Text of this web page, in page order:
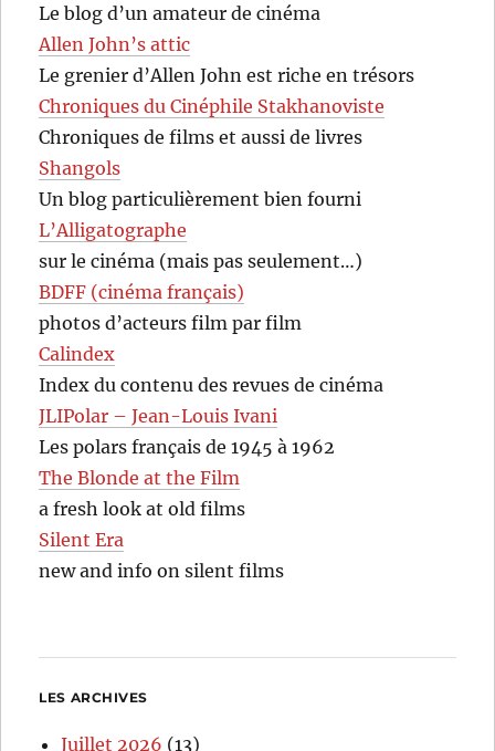
Le blog d’un amateur de cinéma
Allen John’s attic
Le grenier d’Allen John est riche en trésors
Chroniques du Cinéphile Stakhanoviste
Chroniques de films et aussi de livres
Shangols
Un blog particulièrement bien fourni
L’Alligatographe
sur le cinéma (mais pas seulement…)
BDFF (cinéma français)
photos d’acteurs film par film
Calindex
Index du contenu des revues de cinéma
JLIPolar – Jean-Louis Ivani
Les polars français de 1945 à 1962
The Blonde at the Film
a fresh look at old films
Silent Era
new and info on silent films
LES ARCHIVES
Juillet 2026 (13)